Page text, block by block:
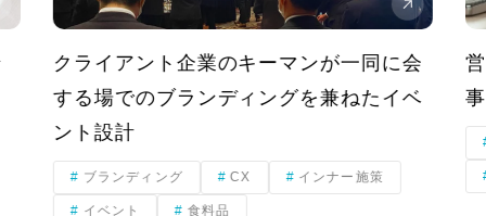
同に会
たイベ
営業・マーケティング手法の変革による
事業ブランディング
素材